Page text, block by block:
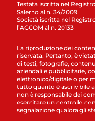
Testata iscritta nel
Salerno al n. 34/2009
Società iscritta nel
l’AGCOM al n. 20133
La riproduzione dei
riservata. Pertanto, è
di testi, fotografie,
aziendali e pubblicitarie,
elettronico/digitale o per
tutto quanto è ascrivibile
non è responsabile dei
esercitare un controllo
segnalazione qualora gli